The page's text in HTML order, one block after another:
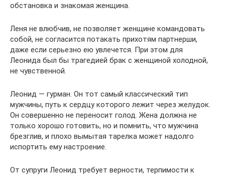
обстановка и знакомая женщина.
Леня не влюбчив, не позволяет женщине командовать
собой, не согласится потакать прихотям партнерши,
даже если серьезно ею увлечется. При этом для
Леонида был бы трагедией брак с женщиной холодной,
не чувственной.
Леонид — гурман. Он тот самый классический тип
мужчины, путь к сердцу которого лежит через желудок.
Он совершенно не переносит голод. Жена должна не
только хорошо готовить, но и помнить, что мужчина
брезглив, и плохо вымытая тарелка может надолго
испортить ему настроение.
От супруги Леонид требует верности, терпимости к